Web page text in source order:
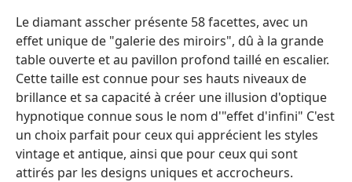
Le diamant asscher présente 58 facettes, avec un
effet unique de "galerie des miroirs", dû à la grande
table ouverte et au pavillon profond taillé en escalier.
Cette taille est connue pour ses hauts niveaux de
brillance et sa capacité à créer une illusion d'optique
hypnotique connue sous le nom d'"effet d'infini" C'est
un choix parfait pour ceux qui apprécient les styles
vintage et antique, ainsi que pour ceux qui sont
attirés par les designs uniques et accrocheurs.